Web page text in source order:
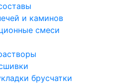
и каминов
смеси
брусчатки